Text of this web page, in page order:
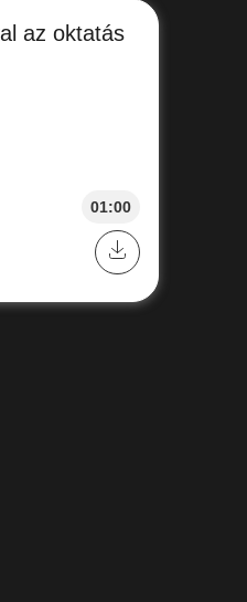
az oktatás
01:00